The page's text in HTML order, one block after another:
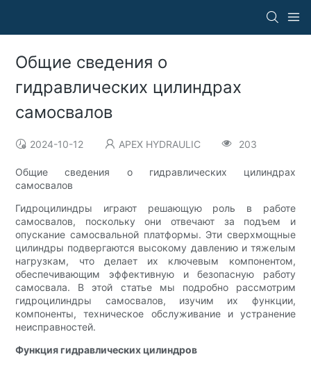
Общие сведения о
гидравлических цилиндрах
самосвалов
2024-10-12 APEX HYDRAULIC 203
Общие сведения о гидравлических цилиндрах
самосвалов
Гидроцилиндры играют решающую роль в работе
самосвалов, поскольку они отвечают за подъем и
опускание самосвальной платформы. Эти сверхмощные
цилиндры подвергаются высокому давлению и тяжелым
нагрузкам, что делает их ключевым компонентом,
обеспечивающим эффективную и безопасную работу
самосвала. В этой статье мы подробно рассмотрим
гидроцилиндры самосвалов, изучим их функции,
компоненты, техническое обслуживание и устранение
неисправностей.
Функция гидравлических цилиндров